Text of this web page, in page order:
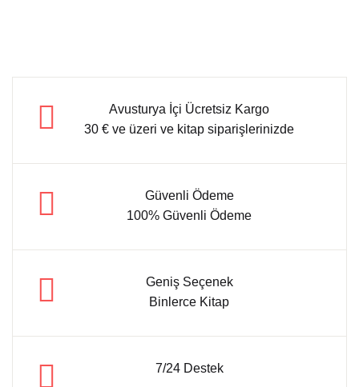
Avusturya İçi Ücretsiz Kargo
30 € ve üzeri ve kitap siparişlerinizde
Güvenli Ödeme
100% Güvenli Ödeme
Geniş Seçenek
Binlerce Kitap
7/24 Destek